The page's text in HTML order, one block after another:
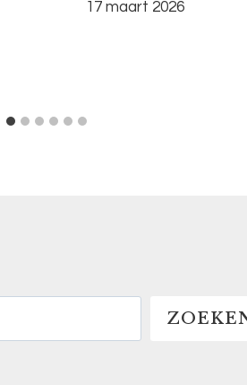
17 maart 2026